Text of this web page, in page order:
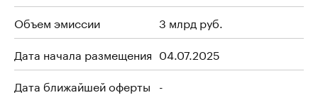
Объем эмиссии
3 млрд руб.
Дата начала размещения 04.07.2025
Дата ближайшей оферты -